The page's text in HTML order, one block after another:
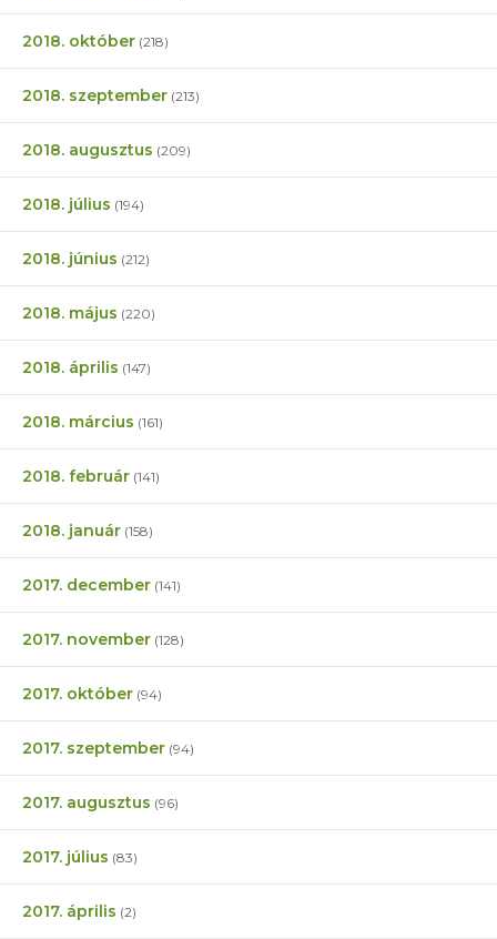
2018. október (218)
2018. szeptember (213)
2018. augusztus (209)
2018. július (194)
2018. június (212)
2018. május (220)
2018. április (147)
2018. március (161)
2018. február (141)
2018. január (158)
2017. december (141)
2017. november (128)
2017. október (94)
2017. szeptember (94)
2017. augusztus (96)
2017. július (83)
2017. április (2)